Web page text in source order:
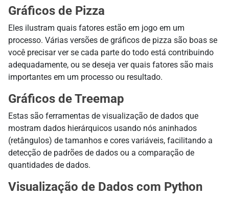
Gráficos de Pizza
Eles ilustram quais fatores estão em jogo em um
processo. Várias versões de gráficos de pizza são boas se
você precisar ver se cada parte do todo está contribuindo
adequadamente, ou se deseja ver quais fatores são mais
importantes em um processo ou resultado.
Gráficos de Treemap
Estas são ferramentas de visualização de dados que
mostram dados hierárquicos usando nós aninhados
(retângulos) de tamanhos e cores variáveis, facilitando a
detecção de padrões de dados ou a comparação de
quantidades de dados.
Visualização de Dados com Python